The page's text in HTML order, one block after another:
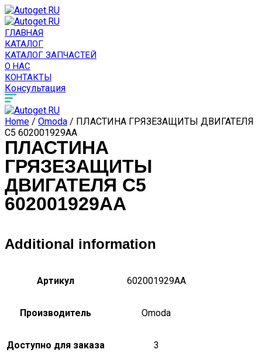
ГЛАВНАЯ
КАТАЛОГ
КАТАЛОГ ЗАПЧАСТЕЙ
О НАС
КОНТАКТЫ
Консультация
Home / Omoda / ПЛАСТИНА ГРЯЗЕЗАЩИТЫ ДВИГАТЕЛЯ
C5 602001929AA
ПЛАСТИНА
ГРЯЗЕЗАЩИТЫ
ДВИГАТЕЛЯ C5
602001929AA
Additional information
Артикул 602001929AA
Производитель Omoda
Доступно для заказа 3